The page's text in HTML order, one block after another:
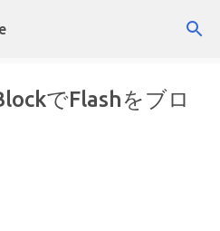
コンテンツに移動
でFlashをブロ